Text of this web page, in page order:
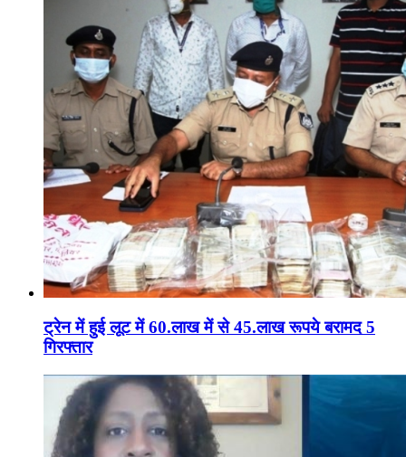
ट्रेन में हुई लूट में 60.लाख में से 45.लाख रूपये बरामद 5
गिरफ्तार